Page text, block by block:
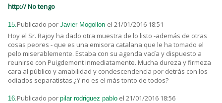
http:// No tengo
15. Publicado por Javier Mogollon el 21/01/2016 18:51
Hoy el Sr. Rajoy ha dado otra muestra de lo listo -además de otras
cosas peores - que es una emisora catalana que le ha tomado el
pelo miserablemente. Estaba con su agenda vacía y dispuesto a
reunirse con Puigdemont inmediatamente. Mucha dureza y firmeza
cara al público y amabilidad y condescendencia por detrás con los
odiados separatistas.¿Y no es el más tonto de todos?
16. Publicado por pilar rodriguez pablo el 21/01/2016 18:56